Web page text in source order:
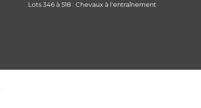
Lots 346 à 518 : Chevaux à l'entraînement